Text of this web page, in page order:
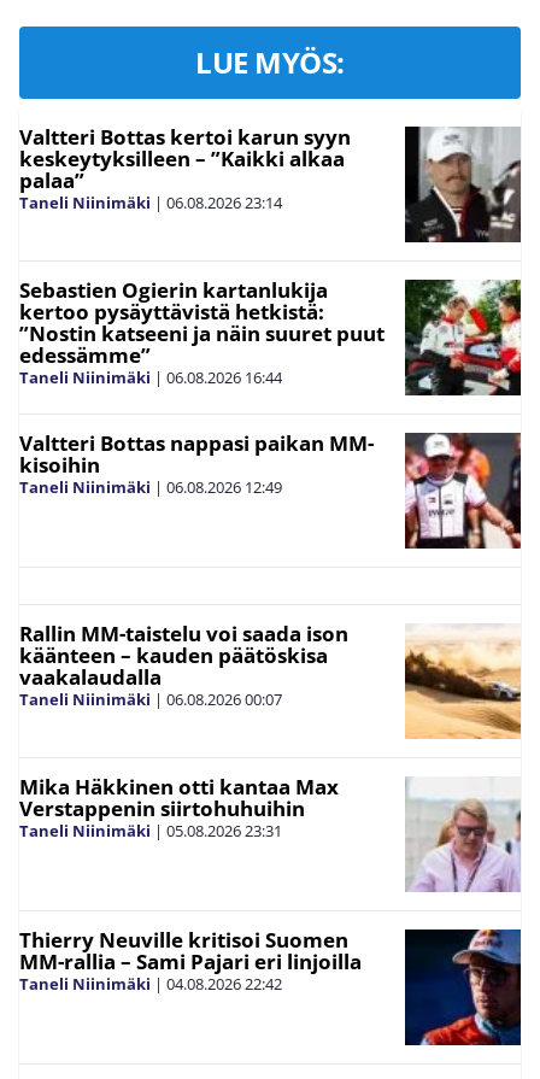
LUE MYÖS:
Valtteri Bottas kertoi karun syyn
keskeytyksilleen – ”Kaikki alkaa
palaa”
Taneli Niinimäki | 06.08.202623:14
Sebastien Ogierin kartanlukija
kertoo pysäyttävistä hetkistä:
”Nostin katseeni ja näin suuret puut
edessämme”
Taneli Niinimäki | 06.08.2026 16:44
Valtteri Bottas nappasi paikan MM-
kisoihin
Taneli Niinimäki | 06.08.2026 12:49
Rallin MM-taistelu voi saada ison
käänteen – kauden päätöskisa
vaakalaudalla
Taneli Niinimäki | 06.08.202600:07
Mika Häkkinen otti kantaa Max
Verstappenin siirtohuhuihin
Taneli Niinimäki | 05.08.202623:31
Thierry Neuville kritisoi Suomen
MM-rallia – Sami Pajari eri linjoilla
Taneli Niinimäki | 04.08.202622:42